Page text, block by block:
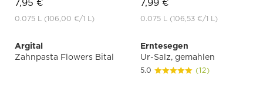
7,95 €
0.075 L (106,00 €/1 L)
7,99 €
0.075 L (106,53 €/1 L)
Argital
Zahnpasta Flowers Bital
Erntesegen
Ur-Salz, gemahlen
5.0 (12)